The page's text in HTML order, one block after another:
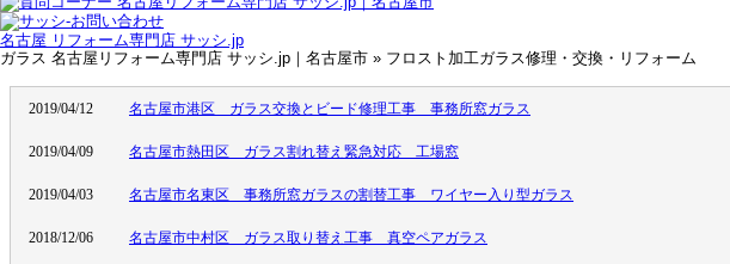
名古屋 リフォーム専門店 サッシ.jp
ガラス 名古屋リフォーム専門店 サッシ.jp｜名古屋市 » フロスト加工ガラス修理・交換・リフォーム